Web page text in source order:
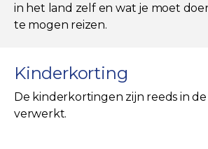
in het land zelf en wat je moet
te mogen reizen.
Kinderkorting
De kinderkortingen zijn reeds in
verwerkt.